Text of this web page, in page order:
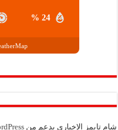
24 %
شام تايمز الإخباري بدعم من